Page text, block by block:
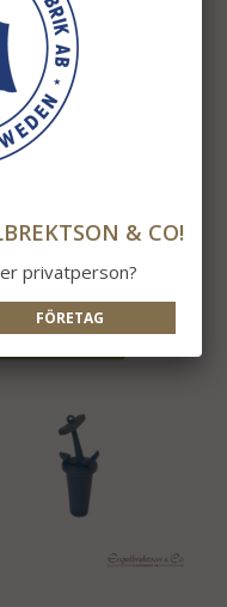
249 kr
INFO KÖP
& CO!
privatperson?
FÖRETAG